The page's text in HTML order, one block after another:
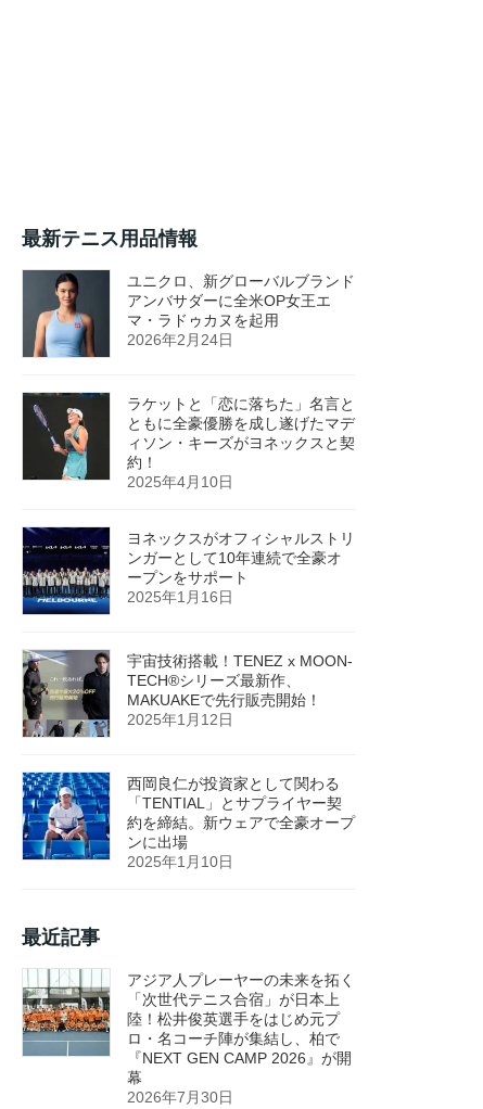
最新テニス用品情報
ユニクロ、新グローバルブランド
アンバサダーに全米OP女王エ
マ・ラドゥカヌを起用
2026年2月24日
ラケットと「恋に落ちた」名言と
ともに全豪優勝を成し遂げたマデ
ィソン・キーズがヨネックスと契
約！
2025年4月10日
ヨネックスがオフィシャルストリ
ンガーとして10年連続で全豪オ
ープンをサポート
2025年1月16日
宇宙技術搭載！TENEZ x MOON-
TECH®シリーズ最新作、
MAKUAKEで先行販売開始！
2025年1月12日
西岡良仁が投資家として関わる
「TENTIAL」とサプライヤー契
約を締結。新ウェアで全豪オープ
ンに出場
2025年1月10日
最近記事
アジア人プレーヤーの未来を拓く
「次世代テニス合宿」が日本上
陸！松井俊英選手をはじめ元プ
ロ・名コーチ陣が集結し、柏で
『NEXT GEN CAMP 2026』が開
幕
2026年7月30日